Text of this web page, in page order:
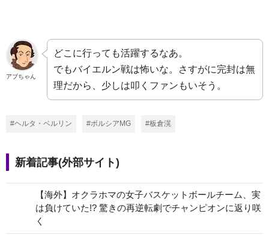
アブちゃん
どこに行っても活躍するなあ。
でもバイエルン戦は怖いな。さすがに完封は無
理だから、少しは叩くファンもいそう。
#ヘルタ・ベルリン #ボルシアMG #板倉滉
新着記事(外部サイト)
【海外】オクラホマの女子バスケットボールチーム、実
は負けていた!? 驚きの再逆転劇でチャンピオンに返り咲
く